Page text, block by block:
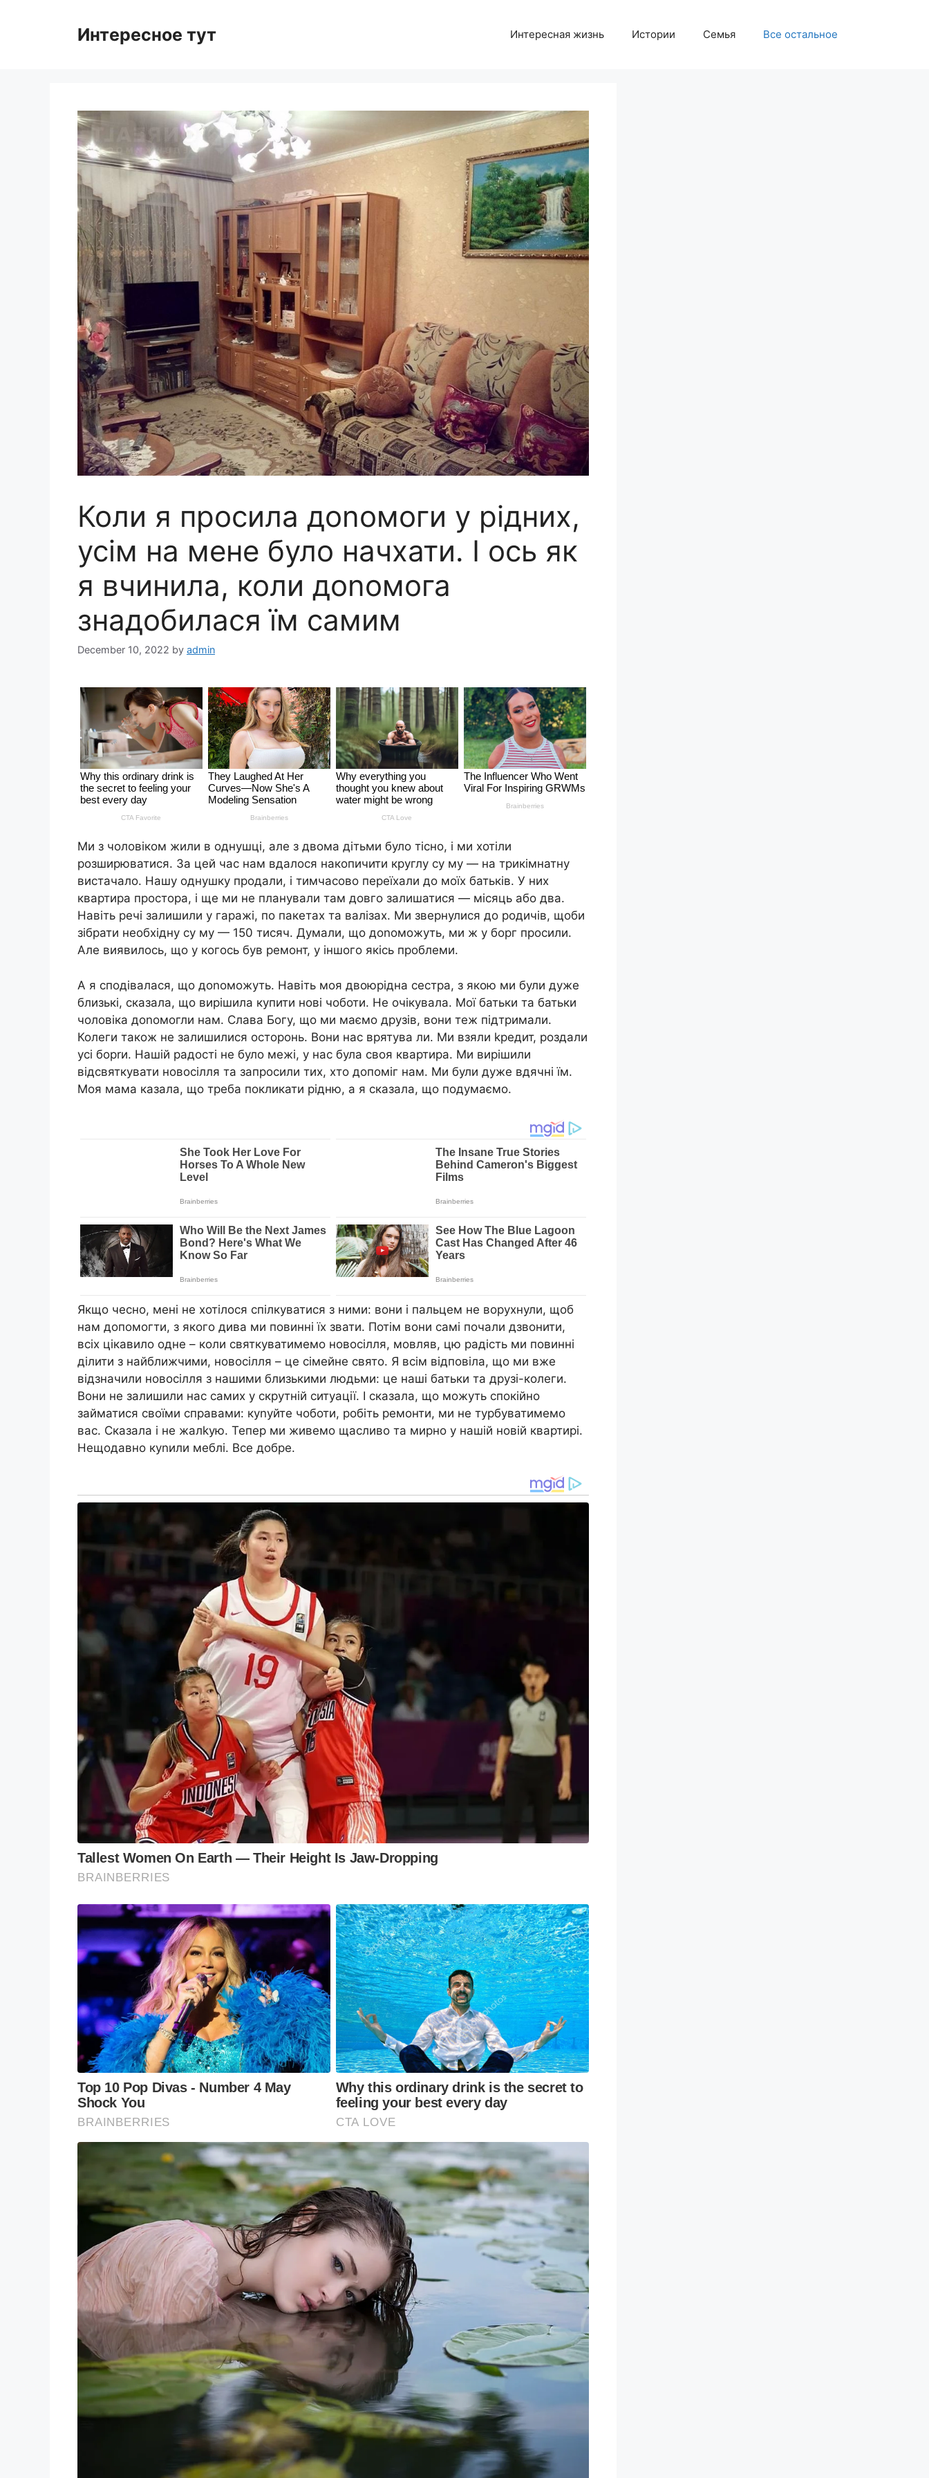
Интересное тут Интересная жизнь Истории Семья Все остальное
Коли я просила доnомоги у рідних,
усім на мене було начхати. І ось як
я вчинила, коли доnомога
знадобилася їм самим
December 10, 2022 by admin
Ми з чоловіком жили в однушці, але з двома дітьми було тісно, і ми хотіли
розширюватися. За цей час нам вдалося накопичити круглу су му — на трикімнатну
вистачало. Нашу однушку продали, і тимчасово переїхали до моїх батьків. У них
квартира простора, і ще ми не планували там довго залишатися — місяць або два.
Навіть речі залишили у гаражі, по пакетах та валізах. Ми звернулися до родичів, щоби
зібрати необхідну су му — 150 тисяч. Думали, що доnоможуть, ми ж у борг просили.
Але виявилось, що у когось був ремонт, у іншого якісь проблеми.
А я сподівалася, що доnоможуть. Навіть моя двоюрідна сестра, з якою ми були дуже
близькі, сказала, що вирішила купити нові чоботи. Не очікувала. Мої батьки та батьки
чоловіка доnомогли нам. Слава Богу, що ми маємо друзів, вони теж підтримали.
Колеги також не залишилися осторонь. Вони нас врятува ли. Ми взяли kредит, роздали
усі борrи. Нашій радості не було межі, у нас була своя квартира. Ми вирішили
відсвяткувати новосілля та запросили тих, хто допоміг нам. Ми були дуже вдячні їм.
Моя мама казала, що треба покликати рідню, а я сказала, що подумаємо.
Якщо чесно, мені не хотілося спілкуватися з ними: вони і пальцем не ворухнули, щоб
нам допомогти, з якого дива ми повинні їх звати. Потім вони самі почали дзвонити,
всіх цікавило одне – коли святкуватимемо новосілля, мовляв, цю радість ми повинні
ділити з найближчими, новосілля – це сімейне свято. Я всім відповіла, що ми вже
відзначили новосілля з нашими близькими людьми: це наші батьки та друзі-колеги.
Вони не залишили нас самих у скрутній ситуації. І сказала, що можуть спокійно
займатися своїми справами: куnуйте чоботи, робіть ремонти, ми не турбуватимемо
вас. Сказала і не жалkую. Тепер ми живемо щасливо та мирно у нашій новій квартирі.
Нещодавно куnили меблі. Все добре.